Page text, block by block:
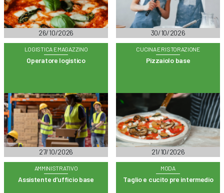
26/10/2026 30/10/2026
LOGISTICA E MAGAZZINO
Operatore logistico
27/10/2026
CUCINA E RISTORAZIONE
Pizzaiolo base
21/10/2026
AMMINISTRATIVO
Assistente d’ufficio base
MODA
Taglio e cucito pre intermedio